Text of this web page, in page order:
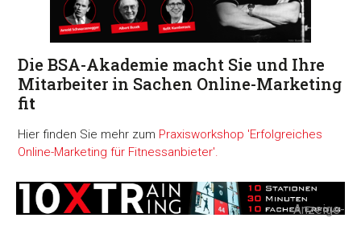
Die BSA-Akademie macht Sie und Ihre
Mitarbeiter in Sachen Online-Marketing
fit
Hier finden Sie mehr zum Praxisworkshop 'Erfolgreiches
Online-Marketing für Fitnessanbieter'.
-Anzeige-